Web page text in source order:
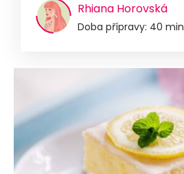
Rhiana Horovská
Doba přípravy: 40 min